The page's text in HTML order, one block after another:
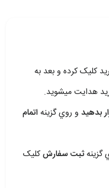
کليک کرده و بعد به
هدايت ميشويد.
و روي گزينهاتمام
ثبت سفارشکليک